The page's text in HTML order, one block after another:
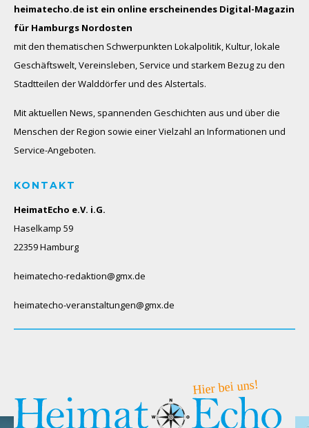
heimatecho.de ist ein online erscheinendes Digital-Magazin
für Hamburgs Nordosten
mit den thematischen Schwerpunkten Lokalpolitik, Kultur, lokale
Geschäftswelt, Vereinsleben, Service und starkem Bezug zu den
Stadtteilen der Walddörfer und des Alstertals.
Mit aktuellen News, spannenden Geschichten aus und über die
Menschen der Region sowie einer Vielzahl an Informationen und
Service-Angeboten.
KONTAKT
HeimatEcho e.V. i.G.
Haselkamp 59
22359 Hamburg
heimatecho-redaktion@gmx.de
heimatecho-veranstaltungen@gmx.de